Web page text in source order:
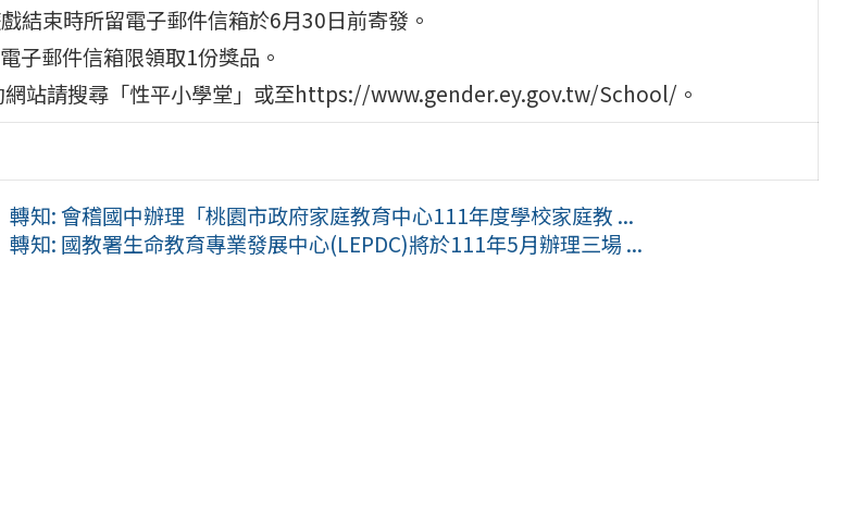
結束時所留電子郵件信箱於6月30日前寄發。
子郵件信箱限領取1份獎品。
網站請搜尋「性平小學堂」或至https://www.gender.ey.gov.tw/School/。
轉知: 會稽國中辦理「桃園市政府家庭教育中心111年度學校家庭教 ...
轉知: 國教署生命教育專業發展中心(LEPDC)將於111年5月辦理三場 ...